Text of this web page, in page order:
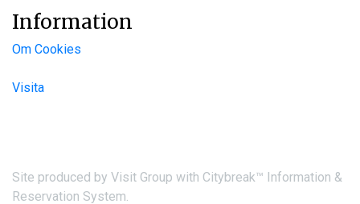
Information
Om Cookies
Visita
Site produced by Visit Group with Citybreak™ Information &
Reservation System.